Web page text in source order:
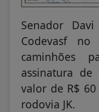
Senador
Codevasf
caminhões
assinatura
valor de R$
rodovia JK.